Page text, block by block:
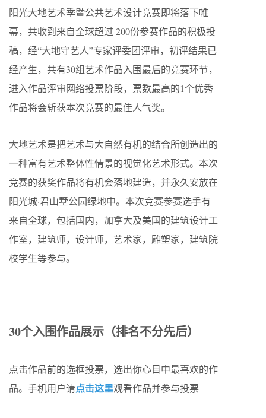
阳光大地艺术季暨公共艺术设计竞赛即将落下帷
幕，共收到来自全球超过 200份参赛作品的积极投
稿，经“大地守艺人”专家评委团评审，初评结果已
经产生，共有30组艺术作品入围最后的竞赛环节，
进入作品评审网络投票阶段，票数最高的1个优秀
作品将会斩获本次竞赛的最佳人气奖。
大地艺术是把艺术与大自然有机的结合所创造出的
一种富有艺术整体性情景的视觉化艺术形式。本次
竞赛的获奖作品将有机会落地建造，并永久安放在
阳光城·君山墅公园绿地中。本次竞赛参赛选手有
来自全球，包括国内，加拿大及美国的建筑设计工
作室，建筑师，设计师，艺术家，雕塑家，建筑院
校学生等参与。
30个入围作品展示（排名不分先后）
点击作品前的选框投票，选出你心目中最喜欢的作
品。手机用户请点击这里观看作品并参与投票